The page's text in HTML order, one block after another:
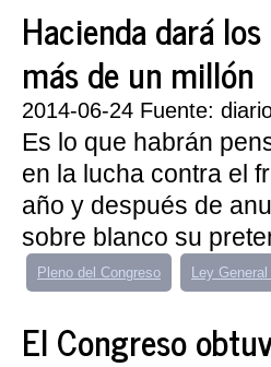
Hacienda dará
más de un millón
2014-06-24 Fuente:
Es lo que habrán
en la lucha contra el
año y después de
sobre blanco su
Pleno del Congreso Ley
El Congreso